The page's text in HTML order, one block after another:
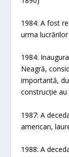
1984: A fost
urma
1984:
Neagră,
importantă,
construcție au
1987: A
american,
1988: A